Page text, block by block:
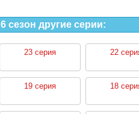
6 сезон другие серии:
23 серия 22
19 серия 18